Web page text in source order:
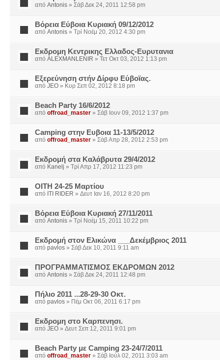
από Antonis » Σάβ Δεκ 24, 2011 12:58 pm
Βόρεια Εύβοια Κυριακή 09/12/2012
από Antonis » Τρί Νοέμ 20, 2012 4:30 pm
Εκδρομη Κεντρικης Ελλαδος-Ευρυτανια
από ALEXMANLENIR » Τετ Οκτ 03, 2012 1:13 pm
Εξερεύνηση στήν Δίρφυ Εύβοϊας.
από JEO » Κυρ Σεπ 02, 2012 8:18 pm
Beach Party 16/6/2012
από offroad_master » Σάβ Ιουν 09, 2012 1:37 pm
Camping στην Ευβοια 11-13/5/2012
από offroad_master » Σάβ Απρ 28, 2012 2:53 pm
Eκδρομή στα Καλάβρυτα 29/4/2012
από Kanelj » Τρί Απρ 17, 2012 11:23 pm
OITH 24-25 Mαρτίου
από ITI RIDER » Δευτ Ιαν 16, 2012 8:20 pm
Βόρεια Εύβοια Κυριακή 27/11/2011
από Antonis » Τρί Νοέμ 15, 2011 10:22 pm
Εκδρομή στον Ελικώνα ___Δεκέμβριος 2011
από pavlos » Σάβ Δεκ 10, 2011 9:11 am
ΠΡΟΓΡΑΜΜΑΤΙΣΜΟΣ ΕΚΔΡΟΜΩΝ 2012
από Antonis » Σάβ Δεκ 24, 2011 12:48 pm
Πήλιο 2011 ...28-29-30 Οκτ.
από pavlos » Πέμ Οκτ 06, 2011 6:17 pm
Εκδρομη στο Καρπενησι.
από JEO » Δευτ Σεπ 12, 2011 9:01 pm
Beach Party με Camping 23-24/7/2011
από offroad_master » Σάβ Ιούλ 02, 2011 3:03 am